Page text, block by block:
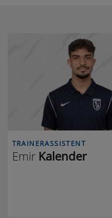
E
TRAINERASSISTENT
EmirKalender